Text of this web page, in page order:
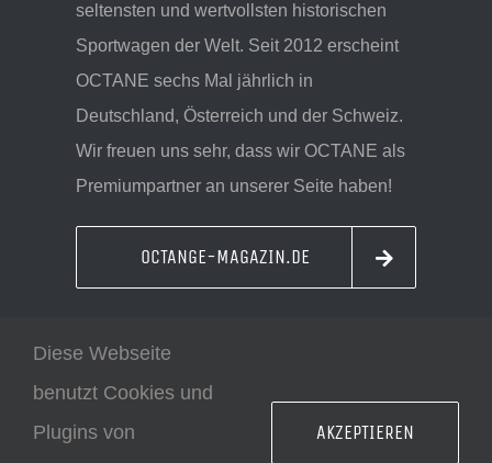
seltensten und wertvollsten historischen
Sportwagen der Welt. Seit 2012 erscheint
OCTANE sechs Mal jährlich in
Deutschland, Österreich und der Schweiz.
Wir freuen uns sehr, dass wir OCTANE als
Premiumpartner an unserer Seite haben!
OCTANGE-MAGAZIN.DE
Diese Webseite
benutzt Cookies und
Plugins von
AKZEPTIEREN